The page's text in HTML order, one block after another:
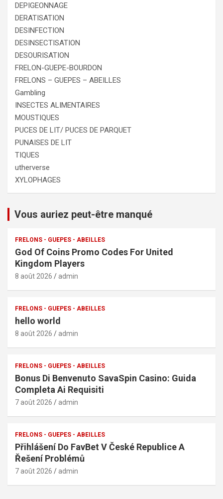
DEPIGEONNAGE
DERATISATION
DESINFECTION
DESINSECTISATION
DESOURISATION
FRELON-GUEPE-BOURDON
FRELONS – GUEPES – ABEILLES
Gambling
INSECTES ALIMENTAIRES
MOUSTIQUES
PUCES DE LIT/ PUCES DE PARQUET
PUNAISES DE LIT
TIQUES
utherverse
XYLOPHAGES
Vous auriez peut-être manqué
FRELONS - GUEPES - ABEILLES
God Of Coins Promo Codes For United
Kingdom Players
8 août 2026 admin
FRELONS - GUEPES - ABEILLES
hello world
8 août 2026 admin
FRELONS - GUEPES - ABEILLES
Bonus Di Benvenuto SavaSpin Casino: Guida
Completa Ai Requisiti
7 août 2026 admin
FRELONS - GUEPES - ABEILLES
Přihlášení Do FavBet V České Republice A
Řešení Problémů
7 août 2026 admin